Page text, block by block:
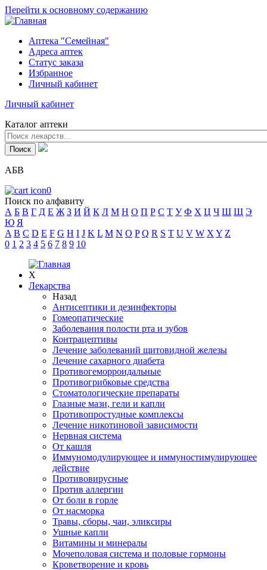
Перейти к основному содержанию
Аптека "Семейная"
Адреса аптек
Статус заказа
Избранное
Личный кабинет
Личный кабинет
Каталог аптеки
АБВ
0
Поиск по алфавиту
А Б В Г Д Е Ж З И Й К Л М Н О П Р С Т У Ф Х Ц Ч Ш Щ Э
Ю Я
A B C D E F G H I J K L M N O P Q R S T U V W X Y Z
0 1 2 3 4 5 6 7 8 9 10
X
Лекарства
Назад
Антисептики и дезинфекторы
Гомеопатические
Заболевания полости рта и зубов
Контрацептивы
Лечение заболеваний щитовидной железы
Лечение сахарного диабета
Противогеморроидальные
Противогрибковые средства
Стоматологические препараты
Глазные мази, гели и капли
Противопростудные комплексы
Лечение никотиновой зависимости
Нервная система
От кашля
Иммуномодулирующее и иммуностимулирующее
действие
Противовирусные
Против аллергии
От боли в горле
От насморка
Травы, сборы, чаи, эликсиры
Ушные капли
Витамины и минералы
Мочеполовая система и половые гормоны
Кроветворение и кровь